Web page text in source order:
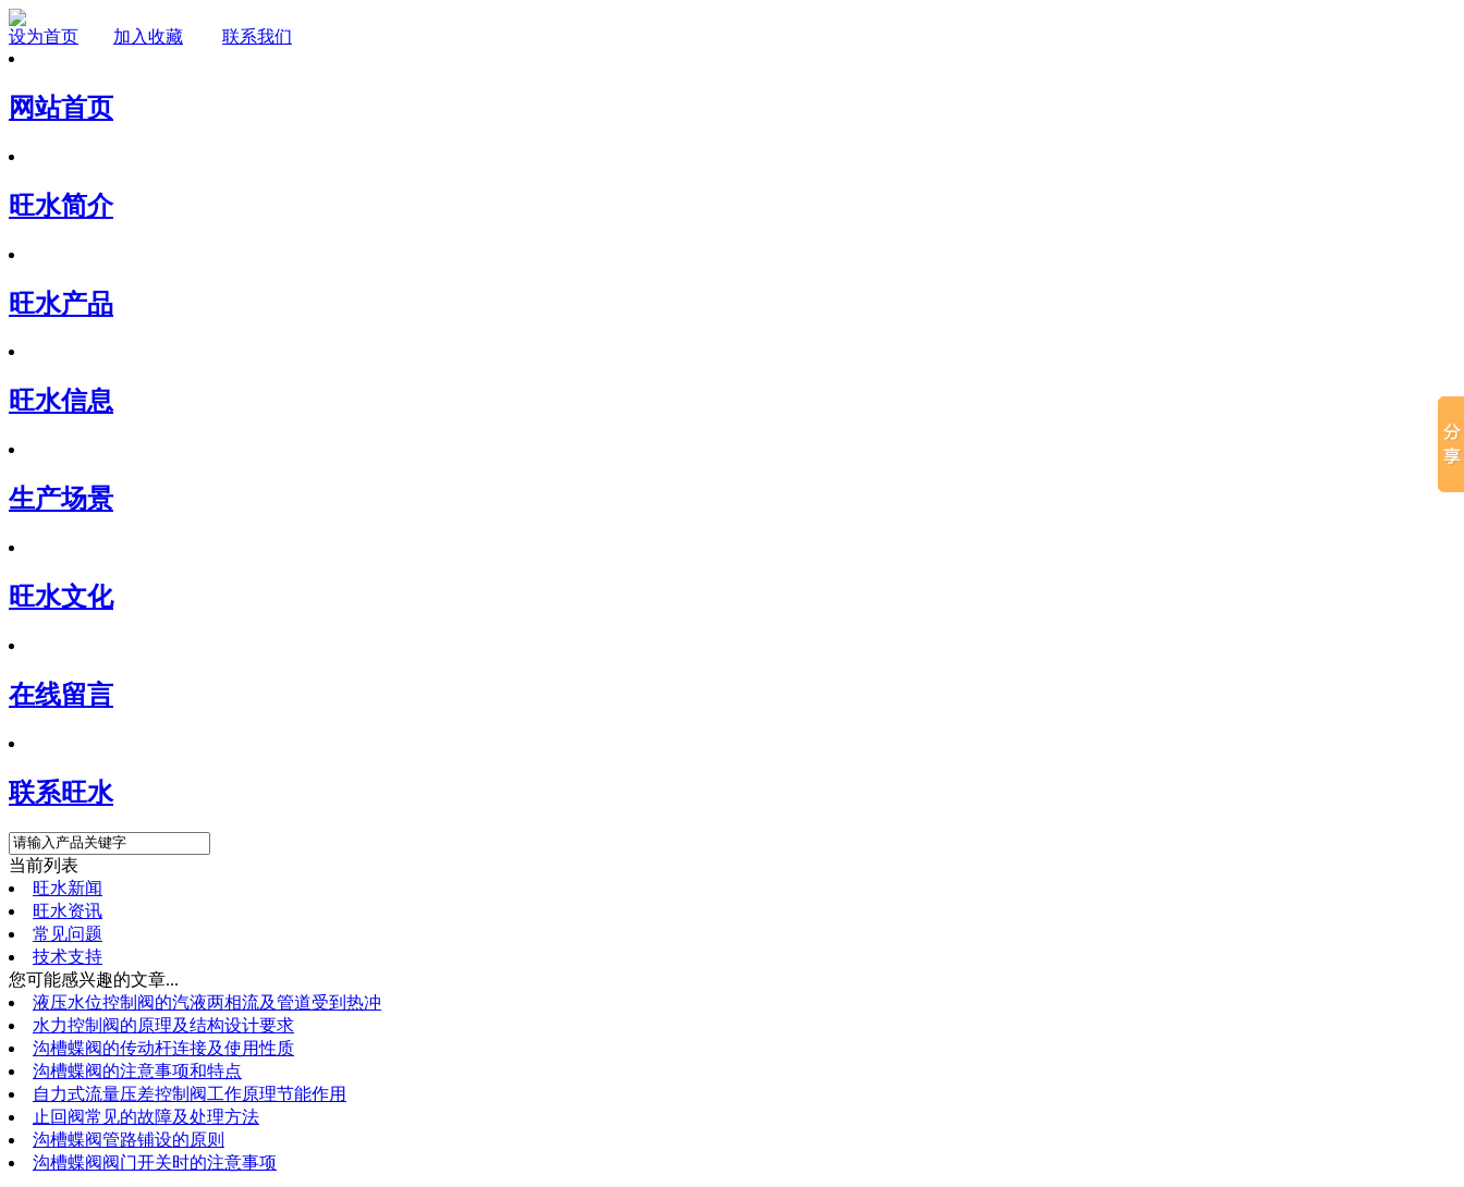
设为首页 加入收藏 联系我们
网站首页
旺水简介
旺水产品
旺水信息
生产场景
旺水文化
在线留言
联系旺水
当前列表
旺水新闻
旺水资讯
常见问题
技术支持
您可能感兴趣的文章...
液压水位控制阀的汽液两相流及管道受到热冲
水力控制阀的原理及结构设计要求
沟槽蝶阀的传动杆连接及使用性质
沟槽蝶阀的注意事项和特点
自力式流量压差控制阀工作原理节能作用
止回阀常见的故障及处理方法
沟槽蝶阀管路铺设的原则
沟槽蝶阀阀门开关时的注意事项